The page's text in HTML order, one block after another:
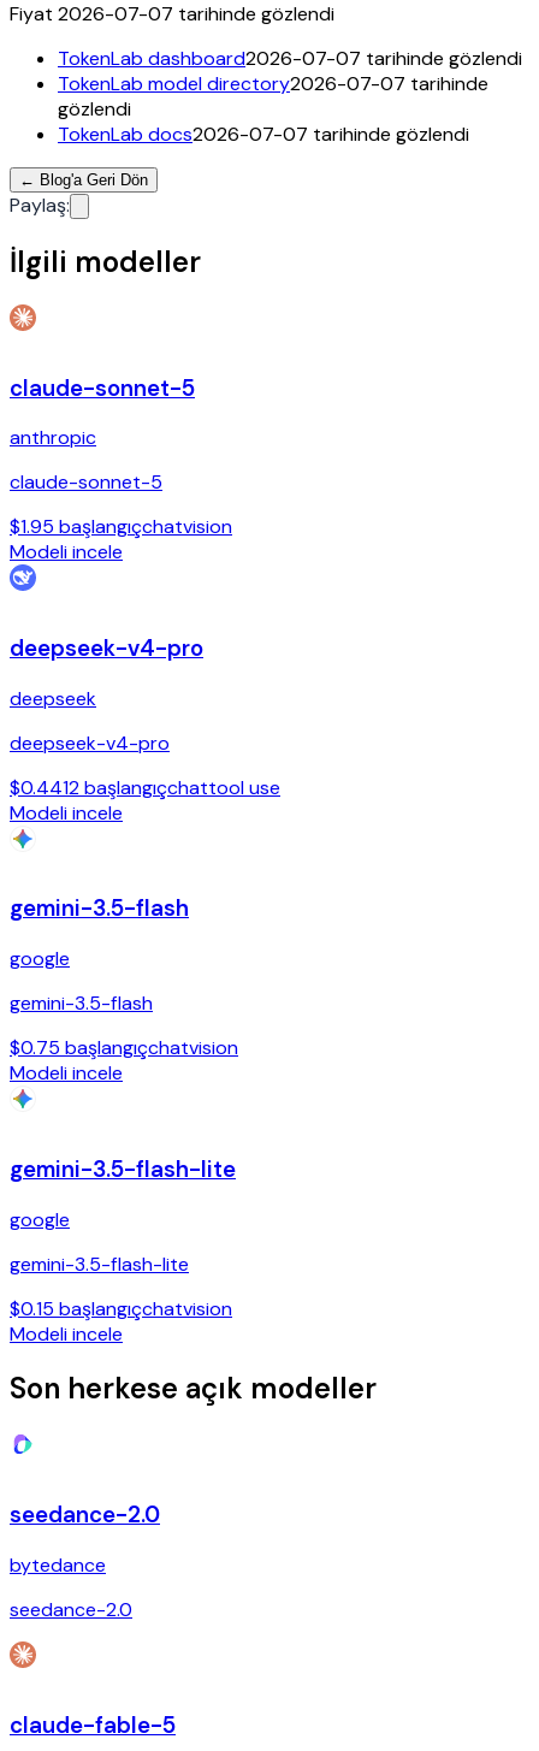
Fiyat 2026-07-07 tarihinde gözlendi
TokenLab dashboard2026-07-07 tarihinde gözlendi
TokenLab model directory2026-07-07 tarihinde
gözlendi
TokenLab docs2026-07-07 tarihinde gözlendi
← Blog'a Geri Dön
Paylaş:
İlgili modeller
claude-sonnet-5
anthropic
claude-sonnet-5
$1.95 başlangıçchatvision
Modeli incele
deepseek-v4-pro
deepseek
deepseek-v4-pro
$0.4412 başlangıçchattool use
Modeli incele
gemini-3.5-flash
google
gemini-3.5-flash
$0.75 başlangıçchatvision
Modeli incele
gemini-3.5-flash-lite
google
gemini-3.5-flash-lite
$0.15 başlangıçchatvision
Modeli incele
Son herkese açık modeller
seedance-2.0
bytedance
seedance-2.0
claude-fable-5